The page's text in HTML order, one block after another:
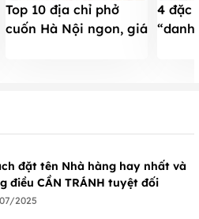
Top 10 địa chỉ phở
cuốn Hà Nội ngon, giá
4 đặc
đặt tên Nhà hàng hay nhất và
điều CẦN TRÁNH tuyệt đối
2025